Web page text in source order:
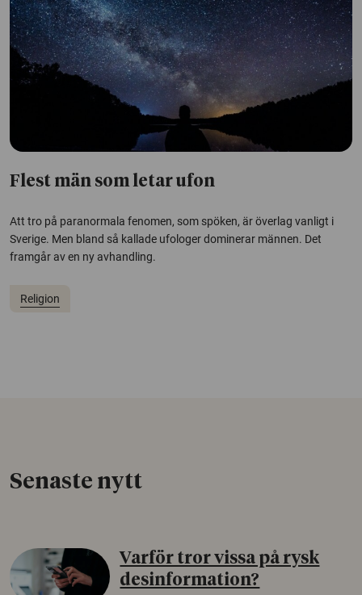
Flest män som letar ufon
Att tro på paranormala fenomen, som spöken, är överlag vanligt i
Sverige. Men bland så kallade ufologer dominerar männen. Det
framgår av en ny avhandling.
Religion
Senaste nytt
Varför tror vissa på rysk
desinformation?